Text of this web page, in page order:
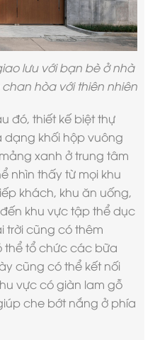
lưu với bạn bè ở nhà
hòa với thiên nhiên
đó, thiết kế biệt thự
dạng khối hộp vuông
xanh ở trung tâm
nhìn thấy từ mọi khu
khách, khu ăn uống,
khu vực tập thể dục
trời cũng có thêm
thể tổ chức các bữa
cũng có thể kết nối
vực có giàn lam gỗ
che bớt nắng ở phía